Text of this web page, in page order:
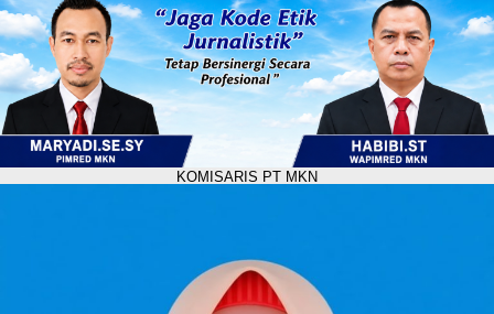
KOMISARIS PT MKN